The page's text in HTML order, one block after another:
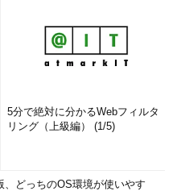
5分で絶対に分かるWebフィルタ
リング（上級編） (1/5)
、どっちのOS環境が使いやす